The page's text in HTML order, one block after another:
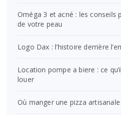
Oméga 3 et acné : les conseils
de votre peau
Logo Dax : l’histoire derrière
Location pompe a biere : ce
louer
Où manger une pizza